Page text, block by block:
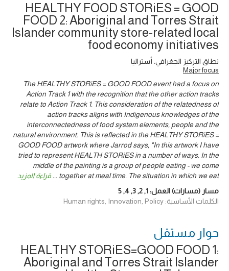
HEALTHY FOOD STORiES = GOOD
FOOD 2: Aboriginal and Torres Strait
Islander community store-related local
food economy initiatives
نطاق التركيز الجغرافي: أستراليا
Major focus
The HEALTHY STORiES = GOOD FOOD event had a focus on
Action Track 1 with the recognition that the other action tracks
relate to Action Track 1. This consideration of the relatedness of
action tracks aligns with Indigenous knowledges of the
interconnectedness of food system elements, people and the
natural environment. This is reflected in the HEALTHY STORiES =
GOOD FOOD artwork where Jarrod says, "In this artwork I have
tried to represent HEALTH STORiES in a number of ways. In the
middle of the painting is a group of people eating - we come
together at meal time. The situation in which we eat
... قراءة المزيد
مسار (مسارات) العمل:1
,
2
,
3
,
4
,
5
الكلمات الأساسية: Human rights, Innovation, Policy
حوار ‎مستقل
HEALTHY STORiES=GOOD FOOD 1:
Aboriginal and Torres Strait Islander